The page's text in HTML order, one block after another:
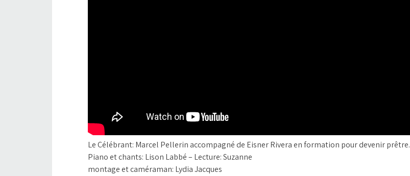
Le Célébrant: Marcel Pellerin accompagné de Eisner Rivera en formation pour devenir prêtre.
Piano et chants: Lison Labbé – Lecture: Suzanne
montage et caméraman: Lydia Jacques